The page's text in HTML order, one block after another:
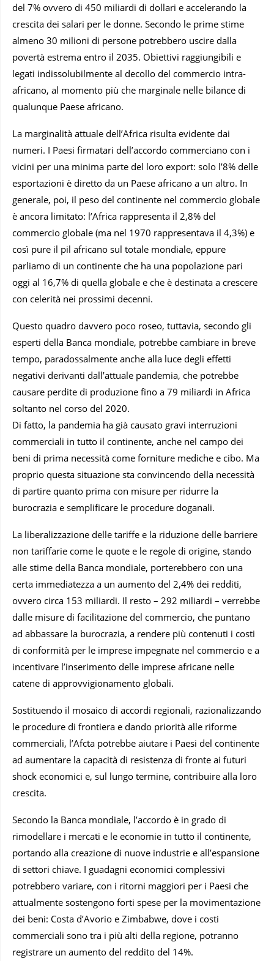
del 7% ovvero di 450 miliardi di dollari e accelerando la
crescita dei salari per le donne. Secondo le prime stime
almeno 30 milioni di persone potrebbero uscire dalla
povertà estrema entro il 2035. Obiettivi raggiungibili e
legati indissolubilmente al decollo del commercio intra-
africano, al momento più che marginale nelle bilance di
qualunque Paese africano.
La marginalità attuale dell’Africa risulta evidente dai
numeri. I Paesi firmatari dell’accordo commerciano con i
vicini per una minima parte del loro export: solo l’8% delle
esportazioni è diretto da un Paese africano a un altro. In
generale, poi, il peso del continente nel commercio globale
è ancora limitato: l’Africa rappresenta il 2,8% del
commercio globale (ma nel 1970 rappresentava il 4,3%) e
così pure il pil africano sul totale mondiale, eppure
parliamo di un continente che ha una popolazione pari
oggi al 16,7% di quella globale e che è destinata a crescere
con celerità nei prossimi decenni.
Questo quadro davvero poco roseo, tuttavia, secondo gli
esperti della Banca mondiale, potrebbe cambiare in breve
tempo, paradossalmente anche alla luce degli effetti
negativi derivanti dall’attuale pandemia, che potrebbe
causare perdite di produzione fino a 79 miliardi in Africa
soltanto nel corso del 2020.
Di fatto, la pandemia ha già causato gravi interruzioni
commerciali in tutto il continente, anche nel campo dei
beni di prima necessità come forniture mediche e cibo. Ma
proprio questa situazione sta convincendo della necessità
di partire quanto prima con misure per ridurre la
burocrazia e semplificare le procedure doganali.
La liberalizzazione delle tariffe e la riduzione delle barriere
non tariffarie come le quote e le regole di origine, stando
alle stime della Banca mondiale, porterebbero con una
certa immediatezza a un aumento del 2,4% dei redditi,
ovvero circa 153 miliardi. Il resto – 292 miliardi – verrebbe
dalle misure di facilitazione del commercio, che puntano
ad abbassare la burocrazia, a rendere più contenuti i costi
di conformità per le imprese impegnate nel commercio e a
incentivare l’inserimento delle imprese africane nelle
catene di approvvigionamento globali.
Sostituendo il mosaico di accordi regionali, razionalizzando
le procedure di frontiera e dando priorità alle riforme
commerciali, l’Afcta potrebbe aiutare i Paesi del continente
ad aumentare la capacità di resistenza di fronte ai futuri
shock economici e, sul lungo termine, contribuire alla loro
crescita.
Secondo la Banca mondiale, l’accordo è in grado di
rimodellare i mercati e le economie in tutto il continente,
portando alla creazione di nuove industrie e all’espansione
di settori chiave. I guadagni economici complessivi
potrebbero variare, con i ritorni maggiori per i Paesi che
attualmente sostengono forti spese per la movimentazione
dei beni: Costa d’Avorio e Zimbabwe, dove i costi
commerciali sono tra i più alti della regione, potranno
registrare un aumento del reddito del 14%.